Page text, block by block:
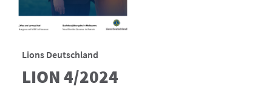
Lions Deutschland
LION 4/2024